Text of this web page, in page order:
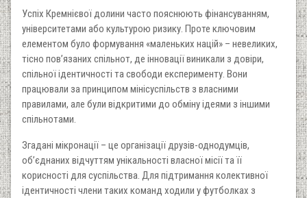
Успіх Кремнієвої долини часто пояснюють фінансуванням,
університетами або культурою ризику. Проте ключовим
елементом було формування «маленьких націй» – невеликих,
тісно пов’язаних спільнот, де інновації виникали з довіри,
спільної ідентичності та свободи експерименту. Вони
працювали за принципом мінісуспільств з власними
правилами, але були відкритими до обміну ідеями з іншими
спільнотами.
Згадані мікронації – це організації друзів-однодумців,
об’єднаних відчуттям унікальності власної місії та її
корисності для суспільства. Для підтримання колективної
ідентичності члени таких команд ходили у футболках з